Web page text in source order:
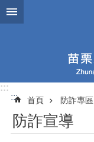
跳到主要內容區塊
:::
:::
首頁 防詐專區
防詐宣導